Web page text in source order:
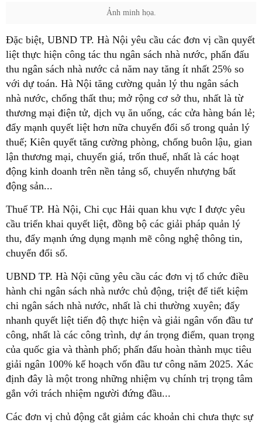
Ảnh minh họa.
Đặc biệt, UBND TP. Hà Nội yêu cầu các đơn vị cần quyết
liệt thực hiện công tác thu ngân sách nhà nước, phấn đấu
thu ngân sách nhà nước cả năm nay tăng ít nhất 25% so
với dự toán. Hà Nội tăng cường quản lý thu ngân sách
nhà nước, chống thất thu; mở rộng cơ sở thu, nhất là từ
thương mại điện tử, dịch vụ ăn uống, các cửa hàng bán lẻ;
đẩy mạnh quyết liệt hơn nữa chuyển đổi số trong quản lý
thuế; Kiên quyết tăng cường phòng, chống buôn lậu, gian
lận thương mại, chuyển giá, trốn thuế, nhất là các hoạt
động kinh doanh trên nền tảng số, chuyển nhượng bất
động sản...
Thuế TP. Hà Nội, Chi cục Hải quan khu vực I được yêu
cầu triển khai quyết liệt, đồng bộ các giải pháp quản lý
thu, đẩy mạnh ứng dụng mạnh mẽ công nghệ thông tin,
chuyển đổi số.
UBND TP. Hà Nội cũng yêu cầu các đơn vị tổ chức điều
hành chi ngân sách nhà nước chủ động, triệt để tiết kiệm
chi ngân sách nhà nước, nhất là chi thường xuyên; đẩy
nhanh quyết liệt tiến độ thực hiện và giải ngân vốn đầu tư
công, nhất là các công trình, dự án trọng điểm, quan trọng
của quốc gia và thành phố; phấn đấu hoàn thành mục tiêu
giải ngân 100% kế hoạch vốn đầu tư công năm 2025. Xác
định đây là một trong những nhiệm vụ chính trị trọng tâm
gắn với trách nhiệm người đứng đầu...
Các đơn vị chủ động cắt giảm các khoản chi chưa thực sự